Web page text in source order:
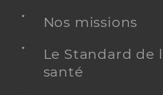
Nos missions
Le Standard de
santé